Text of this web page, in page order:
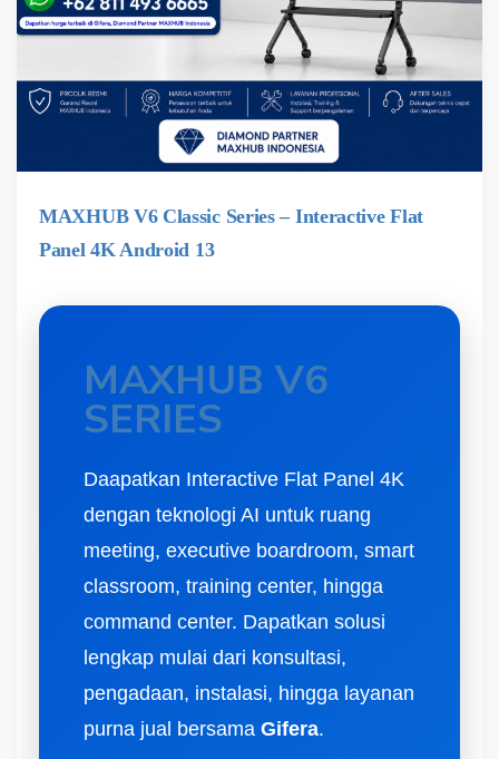
MAXHUB V6 Classic Series – Interactive Flat
Panel 4K Android 13
MAXHUB V6
SERIES
Daapatkan Interactive Flat Panel 4K
dengan teknologi AI untuk ruang
meeting, executive boardroom, smart
classroom, training center, hingga
command center. Dapatkan solusi
lengkap mulai dari konsultasi,
pengadaan, instalasi, hingga layanan
purna jual bersama Gifera.